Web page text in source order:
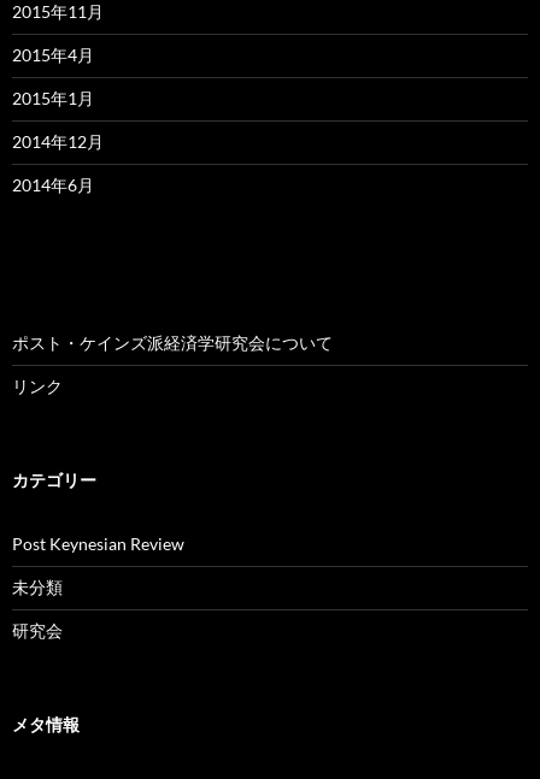
2015年11月
2015年4月
2015年1月
2014年12月
2014年6月
ポスト・ケインズ派経済学研究会について
リンク
カテゴリー
Post Keynesian Review
未分類
研究会
メタ情報